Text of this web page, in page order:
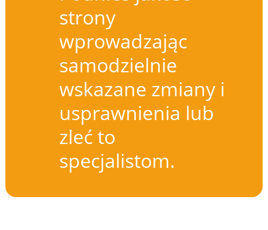
strony
wprowadzając
samodzielnie
wskazane zmiany i
usprawnienia lub
zleć to
specjalistom.